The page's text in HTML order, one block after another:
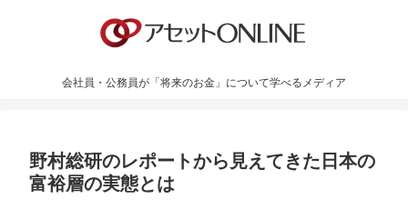
会社員・公務員が「将来のお金」について学べるメディア
野村総研のレポートから見えてきた日本の
富裕層の実態とは